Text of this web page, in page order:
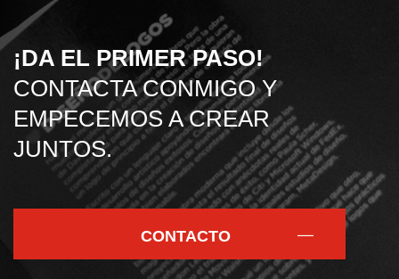
¡DA EL PRIMER PASO!
CONTACTA CONMIGO Y
EMPECEMOS A CREAR
JUNTOS.
CONTACTO